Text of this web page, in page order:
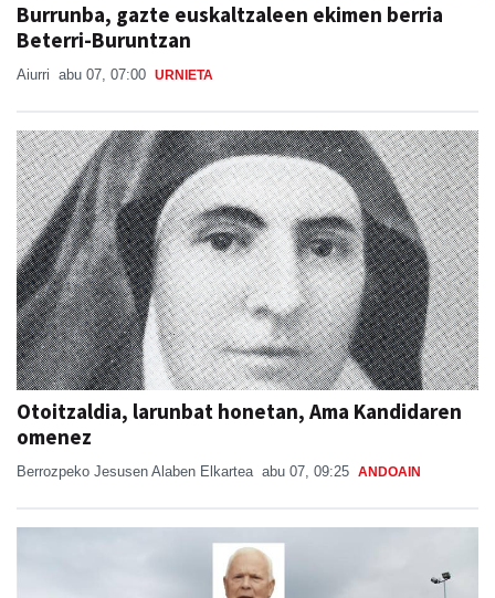
Burrunba, gazte euskaltzaleen ekimen berria
Beterri-Buruntzan
Aiurri abu 07, 07:00 URNIETA
Otoitzaldia, larunbat honetan, Ama Kandidaren
omenez
Berrozpeko Jesusen Alaben Elkartea abu 07, 09:25 ANDOAIN